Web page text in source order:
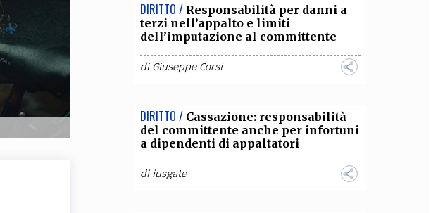
DIRITTO / Responsabilità per danni a
terzi nell’appalto e limiti
dell’imputazione al committente
diGiuseppe Corsi
DIRITTO / Cassazione: responsabilità
del committente anche per infortuni
a dipendenti di appaltatori
diiusgate